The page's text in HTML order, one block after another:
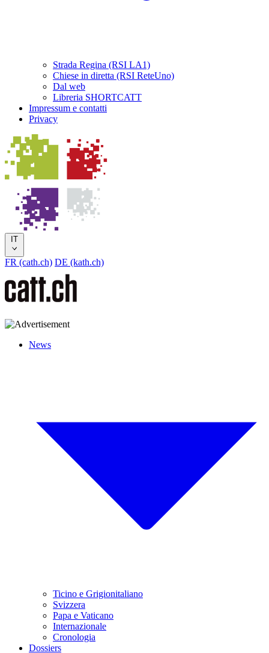
Strada Regina (RSI LA1)
Chiese in diretta (RSI ReteUno)
Dal web
Libreria SHORTCATT
Impressum e contatti
Privacy
IT
FR (cath.ch) DE (kath.ch)
News
Ticino e Grigionitaliano
Svizzera
Papa e Vaticano
Internazionale
Cronologia
Dossiers